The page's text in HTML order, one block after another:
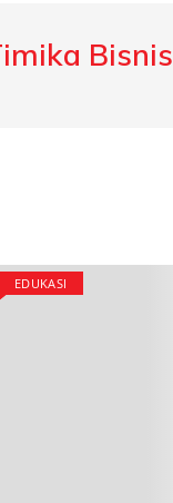
Bisnis
EDUKASI